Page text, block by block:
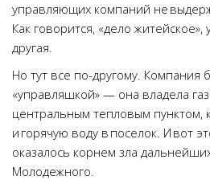
управляющих компаний не
Как говорится, «дело
другая.
Но тут все по-другому. Компания
«управляшкой» — она владела
центральным тепловым пунктом,
и горячую воду в поселок. И вот
оказалось корнем зла
Молодежного.